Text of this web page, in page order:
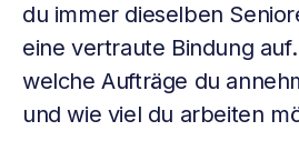
du immer dieselben
eine vertraute Bindung
welche Aufträge du
und wie viel du arbeiten